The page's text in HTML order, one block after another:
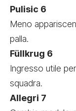
Pulisic 6
Meno
palla.
Füllkrug 6
Ingresso utile
squadra.
Allegri 7